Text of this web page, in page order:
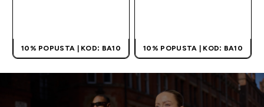
10% POPUSTA | KOD: BA10 10% POPUSTA | KOD: BA10